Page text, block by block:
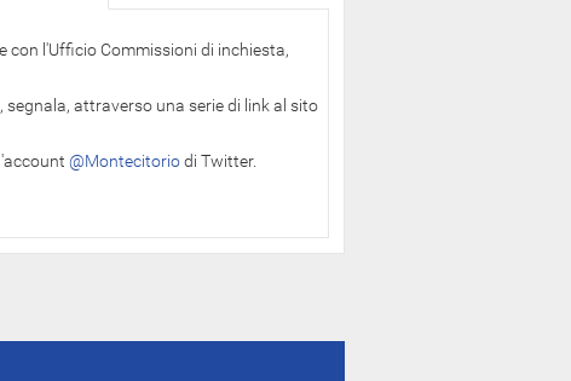
con l'Ufficio Commissioni di inchiesta,
attraverso una serie di link al sito
@Montecitoriodi Twitter.